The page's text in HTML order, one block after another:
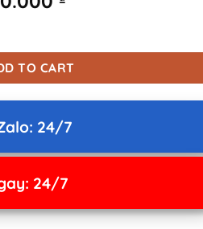
₫.5.500.000 ₫.
TO CART
24/7
24/7